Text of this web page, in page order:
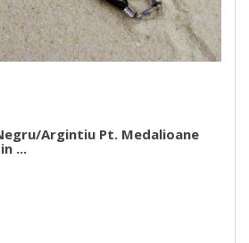
argintiu Pt. Medalioane
...